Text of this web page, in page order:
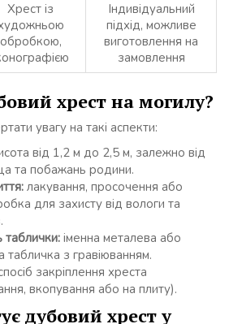
Хрест із
обробкою,
Індивідуальний
підхід, можливе
виготовлення на
замовлення
хрест на могилу?
увагу на такі аспекти:
від 1,2 м до 2,5 м, залежно від
та побажань родини.
лакування, просочення або
для захисту від вологи та
таблички: іменна металева або
табличка з гравіюванням.
закріплення хреста
вкопування або на плиту).
дубовий хрест у